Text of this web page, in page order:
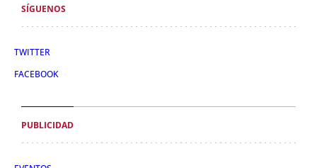
SÍGUENOS
TWITTER
FACEBOOK
PUBLICIDAD